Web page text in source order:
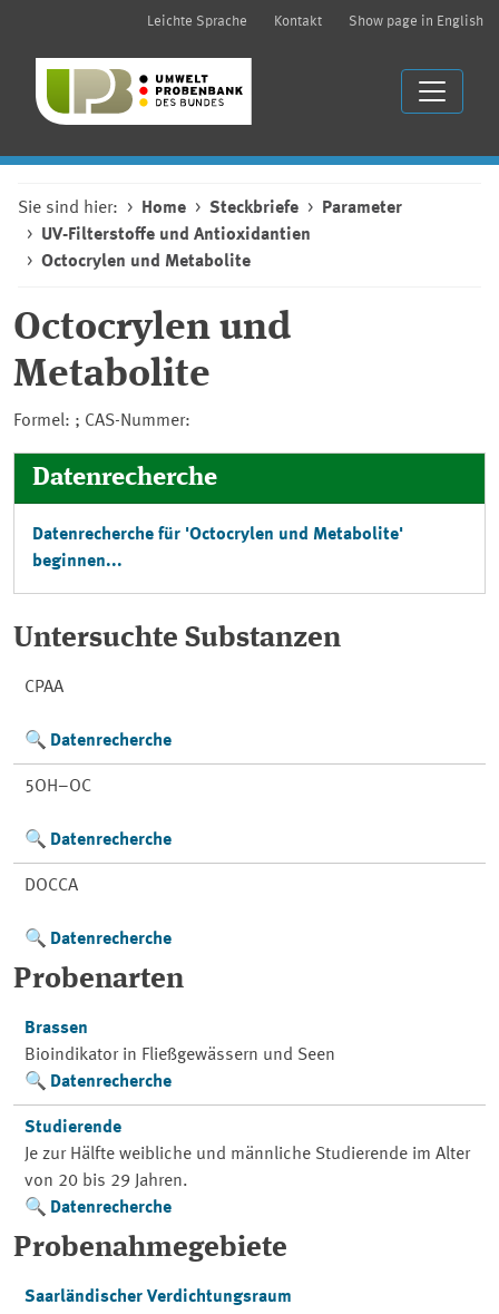
Leichte Sprache Kontakt Show page in English
Sie sind hier: Home Steckbriefe
Parameter
UV-Filterstoffe und Antioxidantien
Octocrylen und Metabolite
Octocrylen und
Metabolite
Formel: ; CAS-Nummer:
Datenrecherche
Datenrecherche für 'Octocrylen und Metabolite'
beginnen...
Untersuchte Substanzen
CPAA
Datenrecherche
5OH−OC
Datenrecherche
DOCCA
Datenrecherche
Probenarten
Brassen
Bioindikator in Fließgewässern und Seen
Datenrecherche
Studierende
Je zur Hälfte weibliche und männliche Studierende im Alter
von 20 bis 29 Jahren.
Datenrecherche
Probenahmegebiete
Saarländischer Verdichtungsraum